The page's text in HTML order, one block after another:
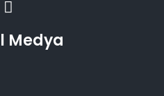
Medya